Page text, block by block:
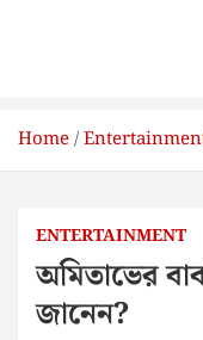
Home
ENTERTAINMENT
অমিতাভের
জানেন?